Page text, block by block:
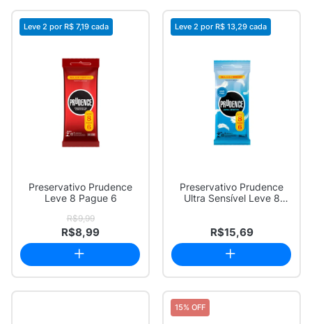
Leve 2 por R$ 7,19 cada
Preservativo Prudence
Leve 8 Pague 6
R$9,99
R$8,99
Leve 2 por R$ 13,29 cada
Preservativo Prudence
Ultra Sensível Leve 8
R$15,69
15% OFF